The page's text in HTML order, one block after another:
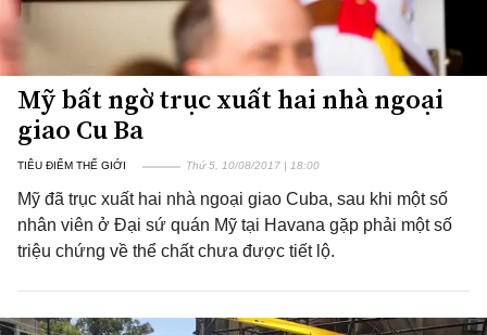
Mỹ bất ngờ trục xuất hai nhà ngoại
giao Cu Ba
TIÊU ĐIỂM THẾ GIỚI Thứ 5, 10/08/2017 | 18:00
Mỹ đã trục xuất hai nhà ngoại giao Cuba, sau khi một số
nhân viên ở Đại sứ quán Mỹ tại Havana gặp phải một số
triệu chứng về thể chất chưa được tiết lộ.